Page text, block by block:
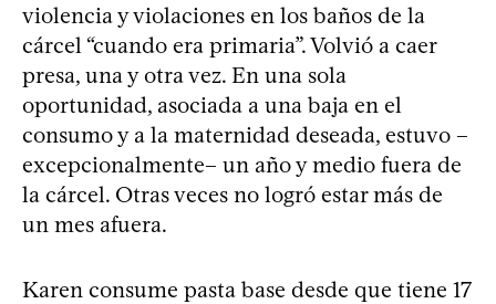
violencia y violaciones en los baños de la
cárcel “cuando era primaria”. Volvió a caer
presa, una y otra vez. En una sola
oportunidad, asociada a una baja en el
consumo y a la maternidad deseada, estuvo –
excepcionalmente– un año y medio fuera de
la cárcel. Otras veces no logró estar más de
un mes afuera.
Karen consume pasta base desde que tiene 17